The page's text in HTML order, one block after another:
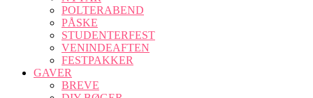
POLTERABEND
PÅSKE
STUDENTERFEST
VENINDEAFTEN
FESTPAKKER
GAVER
BREVE